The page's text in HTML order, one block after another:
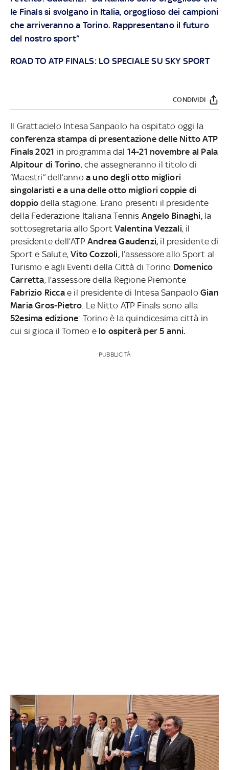
le Finals si svolgano in Italia, orgoglioso dei campioni
che arriveranno a Torino. Rappresentano il futuro
del nostro sport”
ROAD TO ATP FINALS: LO SPECIALE SU SKY SPORT
CONDIVIDI
Il Grattacielo Intesa Sanpaolo ha ospitato oggi la
conferenza stampa di presentazione delle Nitto ATP
Finals 2021 in programma dal 14-21 novembre al Pala
Alpitour di Torino, che assegneranno il titolo di
“Maestri” dell’anno a uno degli otto migliori
singolaristi e a una delle otto migliori coppie di
doppio della stagione. Erano presenti il presidente
della Federazione Italiana Tennis Angelo Binaghi,la
sottosegretaria allo SportValentina Vezzali, il
presidente dell’ATP Andrea Gaudenzi, il presidente di
Sport e Salute,Vito Cozzoli,l’assessore allo Sport al
Turismo e agli Eventi della Città di Torino Domenico
Carretta, l’assessore della Regione Piemonte
Fabrizio Riccae il presidente di Intesa SanpaoloGian
Maria Gros-Pietro . Le Nitto ATP Finals sono alla
52esima edizione: Torino è la quindicesima città in
cui si gioca il Torneo elo ospiterà per 5 anni.
PUBBLICITÀ